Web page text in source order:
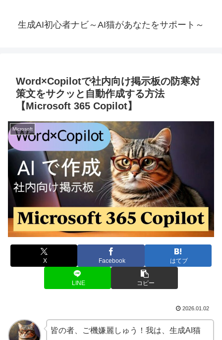
生成AI初心者ナビ～AI猫があなたをサポート～
Word×Copilotで社内向け掲示板の防寒対
策文をサクッと自動作成する方法
【Microsoft 365 Copilot】
Microsoft
X Facebook はてブ
LINE コピー
2026.01.02
皆の者、ご機嫌麗しゅう！我は、生成AI猫